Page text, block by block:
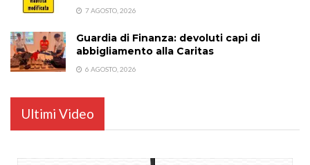
7 AGOSTO, 2026
Guardia di Finanza: devoluti capi di
abbigliamento alla Caritas
6 AGOSTO, 2026
Ultimi Video